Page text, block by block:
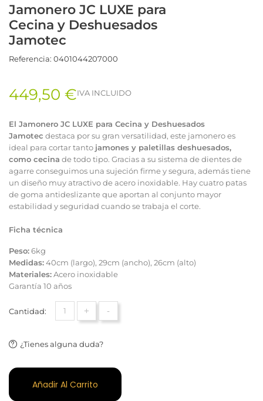
Jamonero JC LUXE para
Cecina y Deshuesados
Jamotec
Referencia: 0401044207000
449,50 €IVA INCLUIDO
El Jamonero JC LUXE para Cecina y Deshuesados
Jamotec destaca por su gran versatilidad, este jamonero es
ideal para cortar tanto jamones y paletillas deshuesados,
como cecina de todo tipo. Gracias a su sistema de dientes de
agarre conseguimos una sujeción firme y segura, además tiene
un diseño muy atractivo de acero inoxidable. Hay cuatro patas
de goma antideslizante que aportan al conjunto mayor
estabilidad y seguridad cuando se trabaja el corte.
Ficha técnica
Peso:6kg
Medidas:40cm (largo), 29cm (ancho), 26cm (alto)
Materiales:Acero inoxidable
Garantía 10 años
Cantidad: + -
¿Tienes alguna duda?
Añadir Al Carrito